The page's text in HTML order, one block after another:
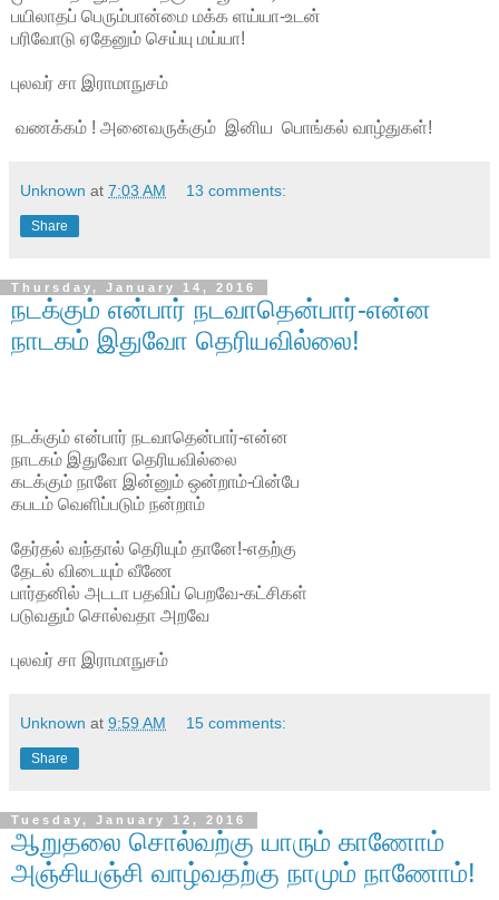
பயிலாதப் பெரும்பான்மை மக்க ளய்யா-உடன்
பரிவோடு ஏதேனும் செய்யு மய்யா!
புலவர் சா இராமாநுசம்
வணக்கம் ! அனைவருக்கும் இனிய பொங்கல் வாழ்துகள்!
Unknown at 7:03 AM 13 comments:
Share
Thursday, January 14, 2016
நடக்கும் என்பார் நடவாதென்பார்-என்ன
நாடகம் இதுவோ தெரியவில்லை!
நடக்கும் என்பார் நடவாதென்பார்-என்ன
நாடகம் இதுவோ தெரியவில்லை
கடக்கும் நாளே இன்னும் ஒன்றாம்-பின்பே
கபடம் வெளிப்படும் நன்றாம்
தேர்தல் வந்தால் தெரியும் தானே!-எதற்கு
தேடல் விடையும் வீணே
பார்தனில் அடடா பதவிப் பெறவே-கட்சிகள்
படுவதும் சொல்வதா அறவே
புலவர் சா இராமாநுசம்
Unknown at 9:59 AM 15 comments:
Share
Tuesday, January 12, 2016
ஆறுதலை சொல்வற்கு யாரும் காணோம்
அஞ்சியஞ்சி வாழ்வதற்கு நாமும் நாணோம்!